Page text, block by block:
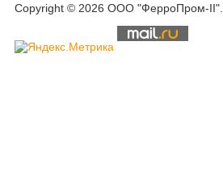
Copyright © 2026 ООО "ФерроПром-II".